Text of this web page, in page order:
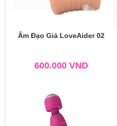
Âm Đạo Giả LoveAider 02
600.000 VND